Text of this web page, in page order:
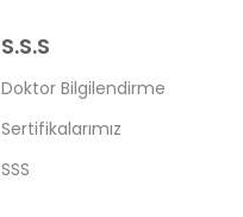
S.S.S
Doktor Bilgilendirme
Sertifikalarımız
SSS